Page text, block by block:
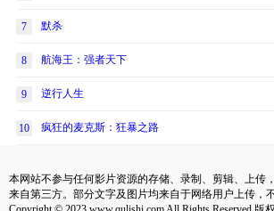
7 默杀
8 航海王：强者天下
9 逆行人生
10 疯狂的麦克斯：狂暴之路
本网站不参与任何影片资源的存储、录制、剪辑、上传
来自第三方。部分文字及图片均来自于网络用户上传，